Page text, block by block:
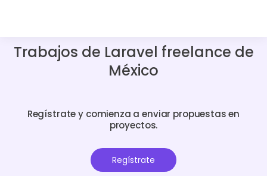
Trabajos de Laravel freelance de
México
Regístrate y comienza a enviar propuestas en
proyectos.
Regístrate